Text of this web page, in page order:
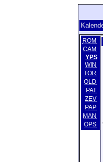
ROM
CAM
YPS
WIN
TOR
OLD
PAT
ZEV
PAP
MAN
OPS